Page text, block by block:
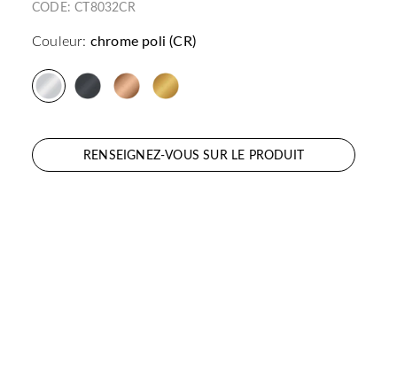
CODE:CT8032CR
Couleur: chrome poli (CR)
RENSEIGNEZ-VOUS SUR LE PRODUIT